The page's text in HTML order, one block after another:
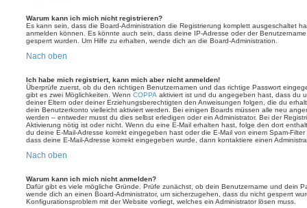
Warum kann ich mich nicht registrieren?
Es kann sein, dass die Board-Administration die Registrierung komplett ausgeschaltet
anmelden können. Es könnte auch sein, dass deine IP-Adresse oder der
gesperrt wurden. Um Hilfe zu erhalten, wende dich an die Board-Administration.
Nach oben
Ich habe mich registriert, kann mich aber nicht anmelden!
Überprüfe zuerst, ob du den richtigen Benutzernamen und das richtige Passwort
gibt es zwei Möglichkeiten. Wenn COPPA aktiviert ist und du angegeben hast, dass du
deiner Eltern oder deiner Erziehungsberechtigten den Anweisungen folgen, die du
dein Benutzerkonto vielleicht aktiviert werden. Bei einigen Boards müssen alle neu
werden – entweder musst du dies selbst erledigen oder ein Administrator. Bei der
Aktivierung nötig ist oder nicht. Wenn du eine E-Mail erhalten hast, folge den dort
du deine E-Mail-Adresse korrekt eingegeben hast oder die E-Mail von einem Spam-
dass deine E-Mail-Adresse korrekt eingegeben wurde, dann kontaktiere einen
Nach oben
Warum kann ich mich nicht anmelden?
Dafür gibt es viele mögliche Gründe. Prüfe zunächst, ob dein Benutzername und dein
wende dich an einen Board-Administrator, um sicherzugehen, dass du nicht gesperrt
Konfigurationsproblem mit der Website vorliegt, welches ein Administrator lösen muss.